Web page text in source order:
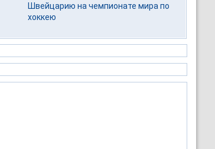
Швейцарию на чемпионате мира по
хоккею